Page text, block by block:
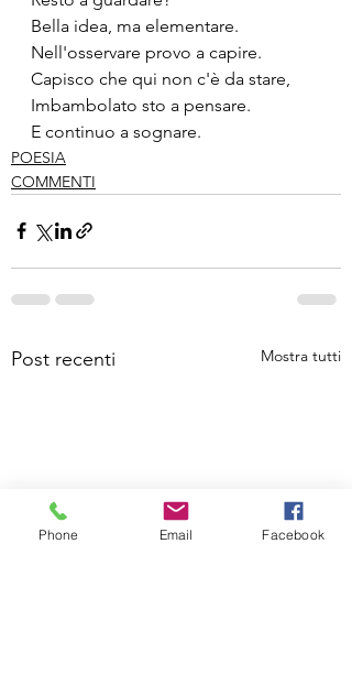
Bella idea, ma elementare.
Nell'osservare provo a capire.
Capisco che qui non c'è da stare,
Imbambolato sto a pensare.
E continuo a sognare.
POESIA
COMMENTI
Post recenti Mostra tutti
Phone Email Facebook